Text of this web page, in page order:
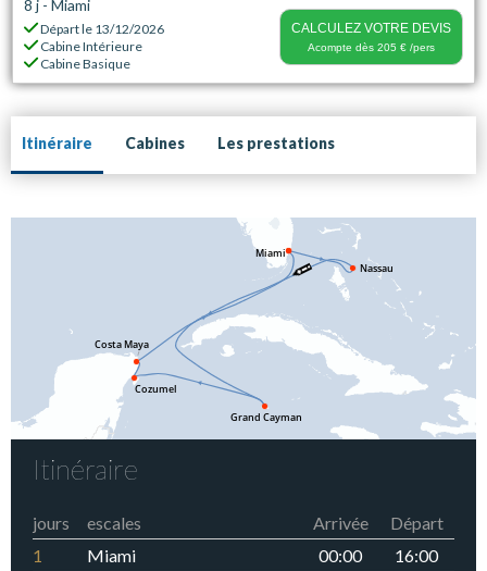
8 j - Miami
Départ le 13/12/2026
Cabine Intérieure
Cabine Basique
CALCULEZ VOTRE DEVIS
Acompte dès 205 €/pers
Itinéraire Cabines Les prestations
Itinéraire
jours escales Arrivée
Départ
1
Miami 00:00
16:00